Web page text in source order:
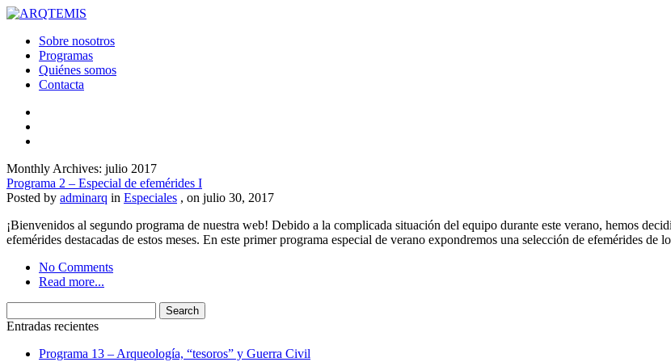
Sobre nosotros
Programas
Quiénes somos
Contacta
Monthly Archives: julio 2017
Programa 2 – Especial de efemérides I
Posted by adminarq in Especiales , on julio 30, 2017
¡Bienvenidos al segundo programa de nuestra web! Debido a la complicada situación del equipo durante este verano, hemos
efemérides destacadas de estos meses. En este primer programa especial de verano expondremos una selección de efemérides
No Comments
Read more...
Entradas recientes
Programa 13 – Arqueología, “tesoros” y Guerra Civil